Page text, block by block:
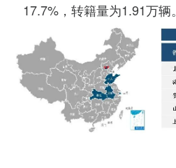
17.7%，转籍量为1.91万辆。